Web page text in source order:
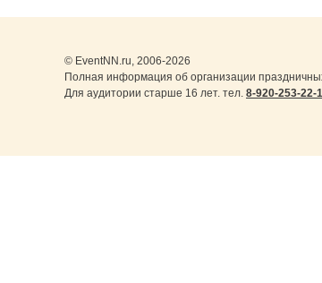
© EventNN.ru, 2006-2026
Полная информация об организации
Для аудитории старше 16 лет. тел. 8-920-253-22-